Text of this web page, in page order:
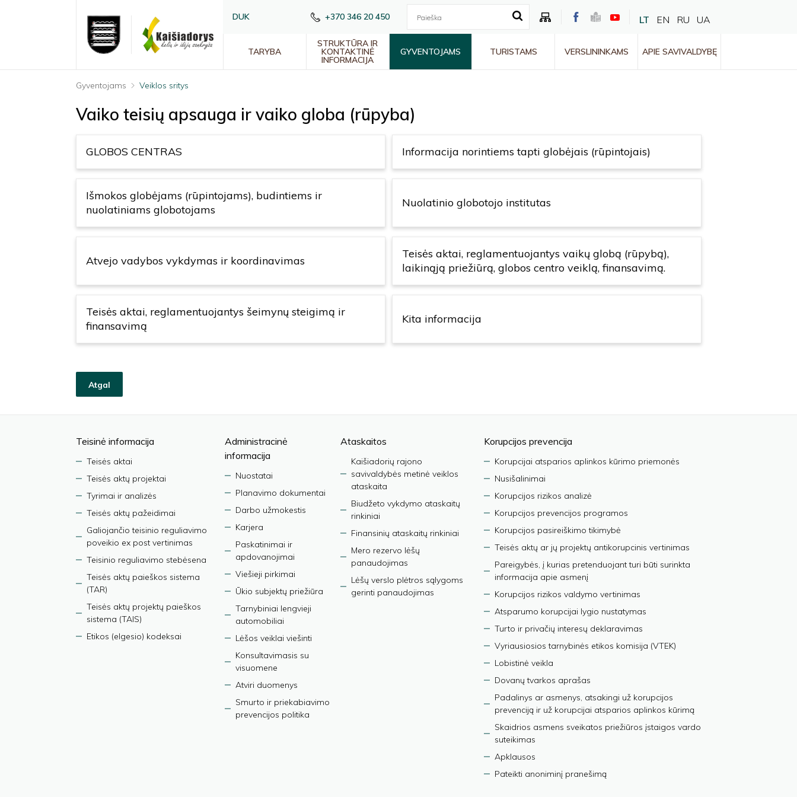
DUK +370 346 20 450 LT EN RU UA
TARYBA
STRUKTŪRA IR
KONTAKTINĖ
INFORMACIJA
GYVENTOJAMS TURISTAMS VERSLININKAMS APIE SAVIVALDYBĘ
Gyventojams Veiklos sritys
Vaiko teisių apsauga ir vaiko globa (rūpyba)
GLOBOS CENTRAS Informacija norintiems tapti globėjais (rūpintojais)
Išmokos globėjams (rūpintojams), budintiems ir
nuolatiniams globotojams
Nuolatinio globotojo institutas
Atvejo vadybos vykdymas ir koordinavimas
Teisės aktai, reglamentuojantys vaikų globą (rūpybą),
laikinąją priežiūrą, globos centro veiklą, finansavimą.
Teisės aktai, reglamentuojantys šeimynų steigimą ir
finansavimą
Kita informacija
Atgal
Teisinė informacija
Teisės aktai
Teisės aktų projektai
Tyrimai ir analizės
Teisės aktų pažeidimai
Galiojančio teisinio reguliavimo
poveikio ex post vertinimas
Teisinio reguliavimo stebėsena
Teisės aktų paieškos sistema
(TAR)
Teisės aktų projektų paieškos
sistema (TAIS)
Etikos (elgesio) kodeksai
Administracinė
informacija
Nuostatai
Planavimo dokumentai
Darbo užmokestis
Karjera
Paskatinimai ir
apdovanojimai
Viešieji pirkimai
Ūkio subjektų priežiūra
Tarnybiniai lengvieji
automobiliai
Lėšos veiklai viešinti
Konsultavimasis su
visuomene
Atviri duomenys
Smurto ir priekabiavimo
prevencijos politika
Ataskaitos
Kaišiadorių rajono
savivaldybės metinė veiklos
ataskaita
Biudžeto vykdymo ataskaitų
rinkiniai
Finansinių ataskaitų rinkiniai
Mero rezervo lėšų
panaudojimas
Lėšų verslo plėtros sąlygoms
gerinti panaudojimas
Korupcijos prevencija
Korupcijai atsparios aplinkos kūrimo priemonės
Nusišalinimai
Korupcijos rizikos analizė
Korupcijos prevencijos programos
Korupcijos pasireiškimo tikimybė
Teisės aktų ar jų projektų antikorupcinis vertinimas
Pareigybės, į kurias pretenduojant turi būti surinkta
informacija apie asmenį
Korupcijos rizikos valdymo vertinimas
Atsparumo korupcijai lygio nustatymas
Turto ir privačių interesų deklaravimas
Vyriausiosios tarnybinės etikos komisija (VTEK)
Lobistinė veikla
Dovanų tvarkos aprašas
Padalinys ar asmenys, atsakingi už korupcijos
prevenciją ir už korupcijai atsparios aplinkos kūrimą
Skaidrios asmens sveikatos priežiūros įstaigos vardo
suteikimas
Apklausos
Pateikti anoniminį pranešimą